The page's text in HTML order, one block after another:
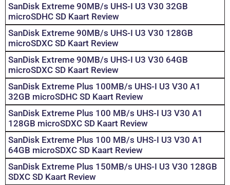
SanDisk Extreme 90MB/s UHS-I U3 V30 32GB
microSDHC SD Kaart Review
SanDisk Extreme 90MB/s UHS-I U3 V30 128GB
microSDXC SD Kaart Review
SanDisk Extreme 90MB/s UHS-I U3 V30 64GB
microSDXC SD Kaart Review
SanDisk Extreme Plus 100MB/s UHS-I U3 V30 A1
32GB microSDHC SD Kaart Review
SanDisk Extreme Plus 100 MB/s UHS-I U3 V30 A1
128GB microSDXC SD Kaart Review
SanDisk Extreme Plus 100 MB/s UHS-I U3 V30 A1
64GB microSDXC SD Kaart Review
SanDisk Extreme Plus 150MB/s UHS-I U3 V30 128GB
SDXC SD Kaart Review